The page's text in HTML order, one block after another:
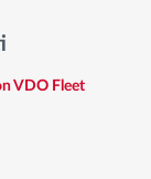
VDO Fleet